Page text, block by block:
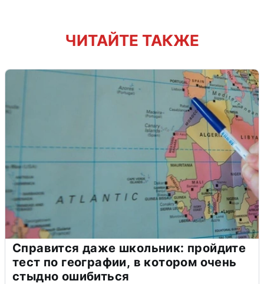
ЧИТАЙТЕ ТАКЖЕ
Справится даже школьник: пройдите
тест по географии, в котором очень
стыдно ошибиться